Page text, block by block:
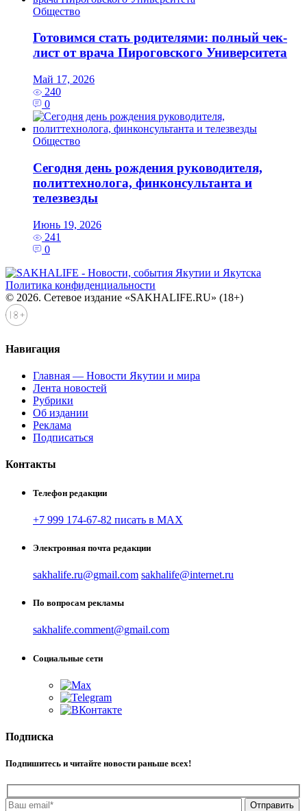
Общество
Готовимся стать родителями: полный чек-
лист от врача Пироговского Университета
Май 17, 2026
240
0
Общество
Сегодня день рождения руководителя,
политтехнолога, финконсультанта и
телезвезды
Июнь 19, 2026
241
0
Политика конфиденциальности
© 2026. Сетевое издание «SAKHALIFE.RU» (18+)
Навигация
Главная — Новости Якутии и мира
Лента новостей
Рубрики
Об издании
Реклама
Подписаться
Контакты
Телефон редакции
+7 999 174-67-82 писать в MAX
Электронная почта редакции
sakhalife.ru@gmail.com sakhalife@internet.ru
По вопросам рекламы
sakhalife.comment@gmail.com
Социальные сети
Подписка
Подпишитесь и читайте новости раньше всех!
Отправить